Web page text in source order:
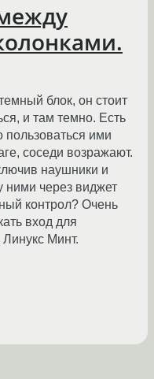
блок, он стоит
и там темно. Есть
пользоваться ими
соседи возражают.
наушники и
ними через виджет
контрол? Очень
вход для
Минт.